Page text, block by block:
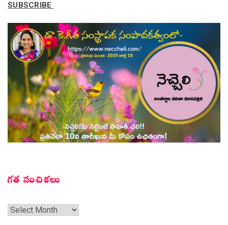
SUBSCRIBE
గత సంచికలు
గత